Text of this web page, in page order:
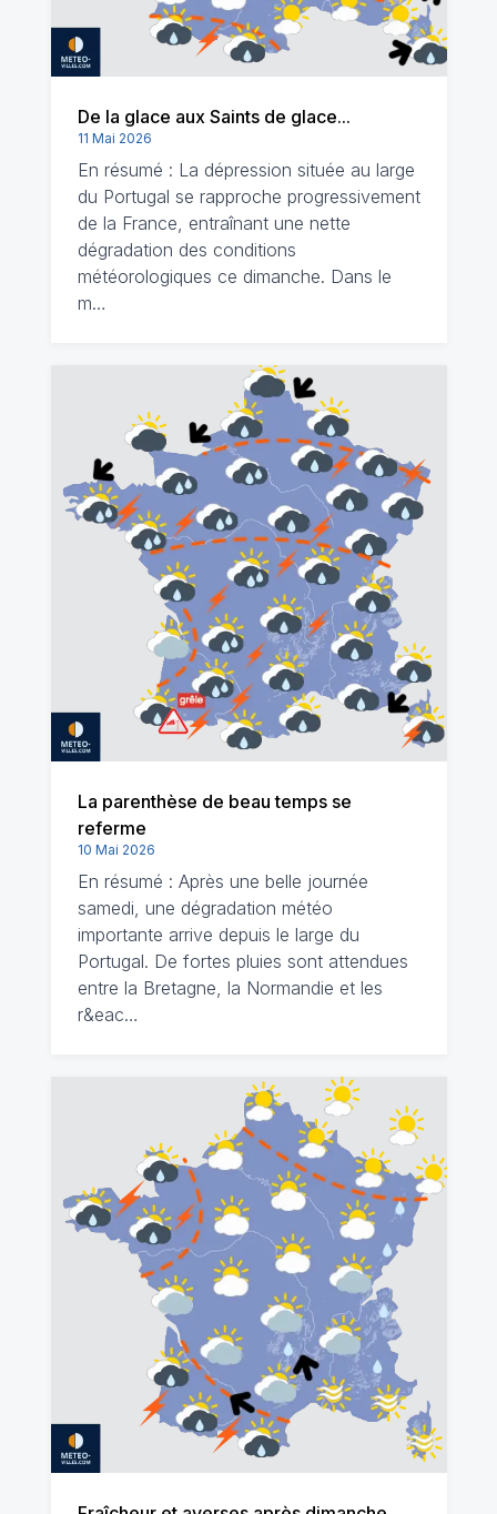
De la glace aux Saints de glace...
11 Mai 2026
En résumé : La dépression située au large
du Portugal se rapproche progressivement
de la France, entraînant une nette
dégradation des conditions
météorologiques ce dimanche. Dans le
m…
La parenthèse de beau temps se
referme
10 Mai 2026
En résumé : Après une belle journée
samedi, une dégradation météo
importante arrive depuis le large du
Portugal. De fortes pluies sont attendues
entre la Bretagne, la Normandie et les
r&eac…